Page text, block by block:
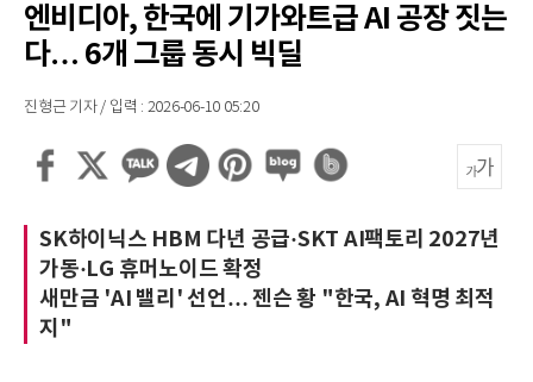
엔비디아, 한국에 기가와트급 AI 공장 짓는
다… 6개 그룹 동시 빅딜
진형근 기자 / 입력 : 2026-06-10 05:20
SK하이닉스 HBM 다년 공급·SKT AI팩토리 2027년
가동·LG 휴머노이드 확정
새만금 'AI 밸리' 선언… 젠슨 황 "한국, AI 혁명 최적
지"